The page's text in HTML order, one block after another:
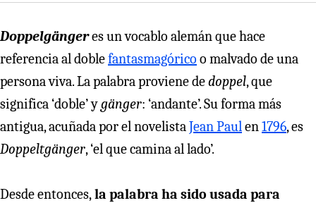
Doppelgängeres un vocablo alemán que hace
referencia al doblefantasmagórico o malvado de una
persona viva. La palabra proviene dedoppel, que
significa ‘doble’ ygänger: ‘andante’. Su forma más
antigua, acuñada por el novelistaJean Paulen1796, es
Doppeltgänger, ‘el que camina al lado’.
Desde entonces,la palabra ha sido usada para